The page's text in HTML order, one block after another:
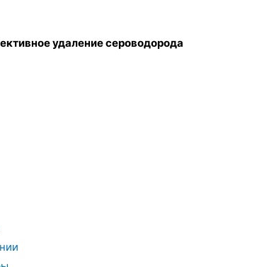
удаление сероводорода